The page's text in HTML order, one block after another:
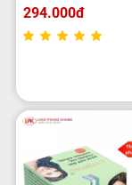
LYNSHAO 25g
294.000đ